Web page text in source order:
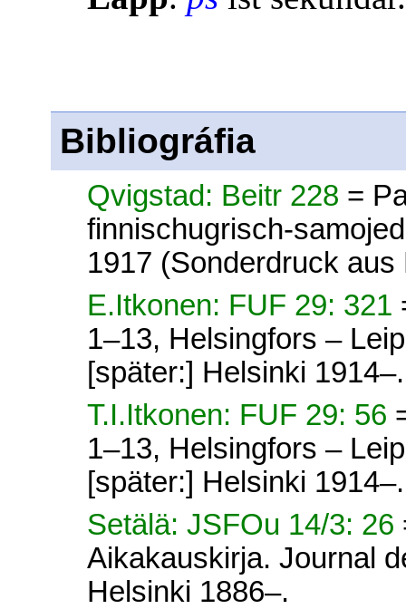
Bibliográfia
Qvigstad: Beitr 228 =
finnischugrisch-
1917 (Sonderdruck
E.Itkonen: FUF 29: 321
1–13, Helsingfors –
[später:] Helsinki 1914–.
T.I.Itkonen: FUF 29: 56
1–13, Helsingfors –
[später:] Helsinki 1914–.
Setälä: JSFOu 14/3: 26
Aikakauskirja. Journal
Helsinki 1886–.